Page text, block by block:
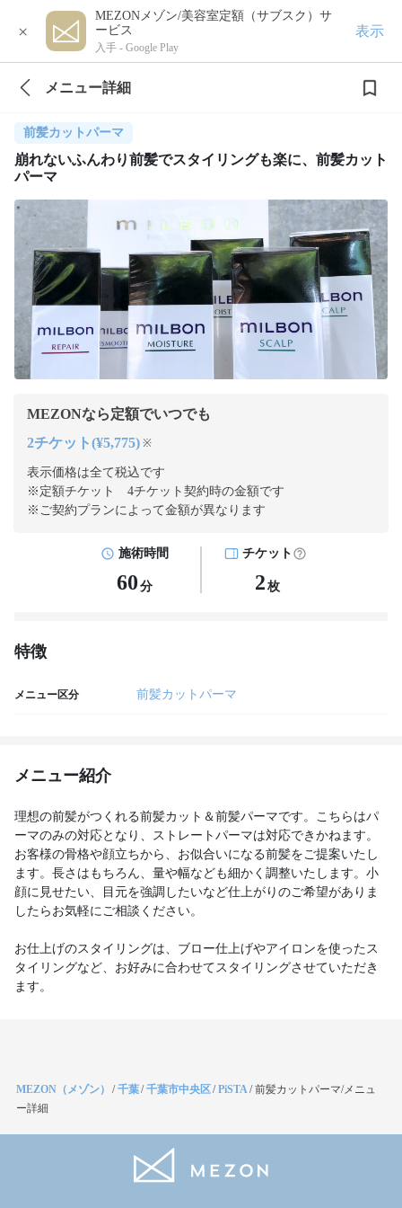
×
MEZONメゾン/美容室定額（サブスク）サ
ービス
入手 - Google Play
表示
メニュー詳細
前髪カットパーマ
崩れないふんわり前髪でスタイリングも楽に、前髪カット
パーマ
MEZONなら定額でいつでも
2チケット(¥5,775) ※
表示価格は全て税込です
※定額チケット 4チケット契約時の金額です
※ご契約プランによって金額が異なります
施術時間
60 分
チケット
2 枚
特徴
メニュー区分 前髪カットパーマ
メニュー紹介
理想の前髪がつくれる前髪カット＆前髪パーマです。こちらはパ
ーマのみの対応となり、ストレートパーマは対応できかねます。
お客様の骨格や顔立ちから、お似合いになる前髪をご提案いたし
ます。長さはもちろん、量や幅なども細かく調整いたします。小
顔に見せたい、目元を強調したいなど仕上がりのご希望がありま
したらお気軽にご相談ください。
お仕上げのスタイリングは、ブロー仕上げやアイロンを使ったス
タイリングなど、お好みに合わせてスタイリングさせていただき
ます。
MEZON（メゾン） /千葉/千葉市中央区/PiSTA/前髪カットパーマ/メニュ
ー詳細